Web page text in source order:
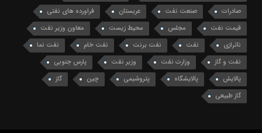
صادرات
صنعت نفت عربستان
فراورده های نفتی
قیمت نفت
مجلس محیط زیست
معاون وزیر نفت
ناترازی
نفت نفت برنت نفت خام
نفت نما
نفت و گاز
وزارت نفت وزیر نفت
پارس جنوبی
پالایش
پالایشگاه پتروشیمی چین
گاز
گاز طبیعی